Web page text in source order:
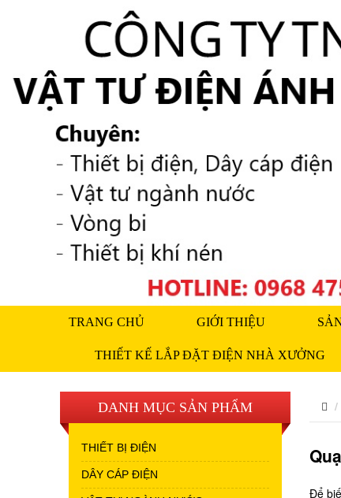
TRANG CHỦ GIỚI THIỆU
THIẾT KẾ LẮP ĐẶT ĐIỆN NHÀ XƯỞNG
DANH MỤC SẢN PHẨM
THIẾT BỊ ĐIỆN
DÂY CÁP ĐIỆN
Để